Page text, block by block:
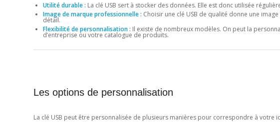
Utilité durable : La clé USB sert à stocker des données. Elle est donc utilisée
Image de marque professionnelle : Choisir une clé USB de qualité donne une
détail.
Flexibilité de personnalisation : Il existe de nombreux modèles. On peut la
d’entreprise ou votre catalogue de produits.
Les options de personnalisation
La clé USB peut être personnalisée de plusieurs manières pour correspondre à votre